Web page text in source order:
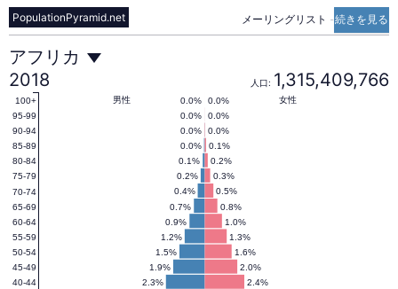
メーリングリスト -続きを見る
PopulationPyramid.net
ア
フ
リ
カ
の
アフリカ
2018
人口: 1,315,409,766
2.4%
2.3%
2.0%
1.9%
1.6%
1.5%
1.3%
1.2%
1.0%
0.9%
0.8%
0.7%
0.5%
0.4%
0.3%
0.2%
0.2%
0.1%
0.1%
0.0%
0.0%
0.0%
0.0%
0.0%
0.0%
0.0% 女性
男性
40-44
45-49
50-54
55-59
60-64
65-69
70-74
75-79
80-84
85-89
90-94
95-99
100+